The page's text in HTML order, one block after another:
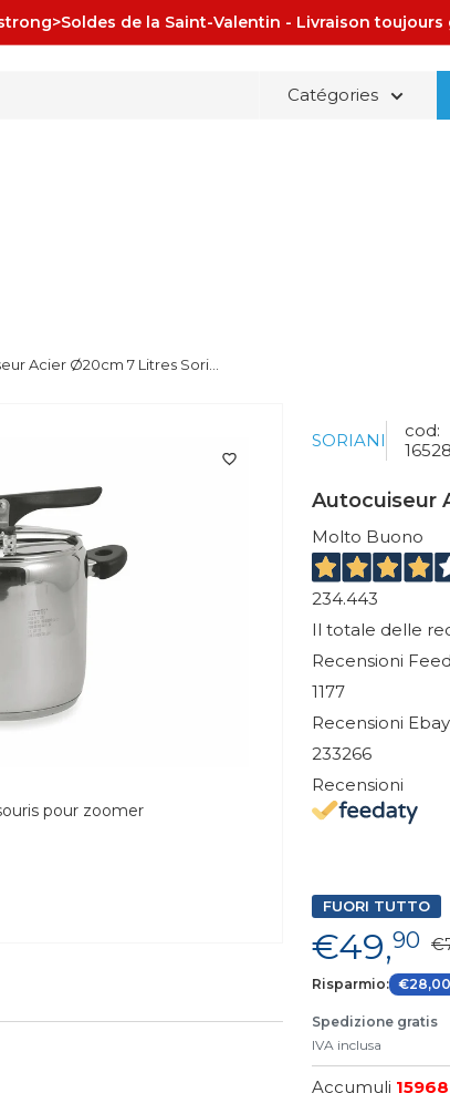
de la Saint-Valentin - Livraison
Catégories
Acier Ø20cm 7 Litres Sori...
pour zoomer
SORIANI
cod:
Autocuiseur
Molto Buono
234.443
Il totale delle
Recensioni
1177
Recensioni Ebay
233266
Recensioni
FUORI TUTTO
€49,90
Risparmio: €28,00
Spedizione gratis
IVA inclusa
Accumuli 15968